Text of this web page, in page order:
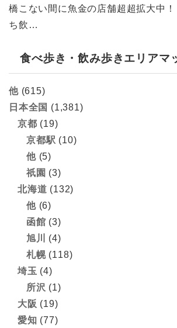
橋こない間に魚金の店舗超超拡大中
ち飲…
食べ歩き・飲み歩きエリアマ
他(615)
日本全国 (1,381)
京都 (19)
京都駅 (10)
他(5)
祇園 (3)
北海道 (132)
他(6)
函館 (3)
旭川
(4)
札幌(118)
埼玉 (4)
所沢 (1)
大阪 (19)
愛知 (77)